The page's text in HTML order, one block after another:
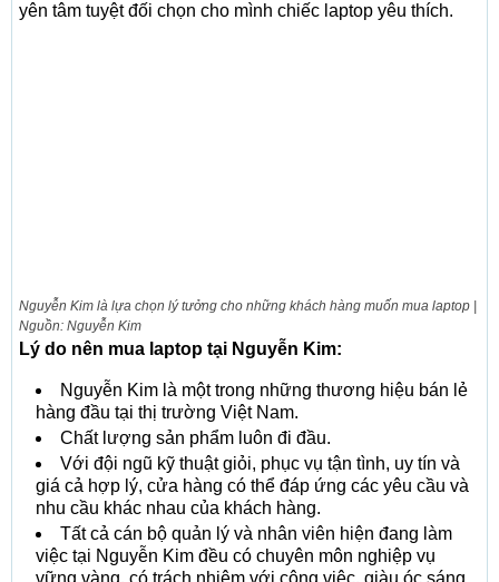
yên tâm tuyệt đối chọn cho mình chiếc laptop yêu thích.
Nguyễn Kim là lựa chọn lý tưởng cho những khách hàng muốn mua laptop |
Nguồn: Nguyễn Kim
Lý do nên mua laptop tại Nguyễn Kim:
Nguyễn Kim là một trong những thương hiệu bán lẻ
hàng đầu tại thị trường Việt Nam.
Chất lượng sản phẩm luôn đi đầu.
Với đội ngũ kỹ thuật giỏi, phục vụ tận tình, uy tín và
giá cả hợp lý, cửa hàng có thể đáp ứng các yêu cầu và
nhu cầu khác nhau của khách hàng.
Tất cả cán bộ quản lý và nhân viên hiện đang làm
việc tại Nguyễn Kim đều có chuyên môn nghiệp vụ
vững vàng, có trách nhiệm với công việc, giàu óc sáng